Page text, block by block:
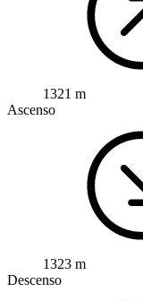
1321 m
Ascenso
1323 m
Descenso